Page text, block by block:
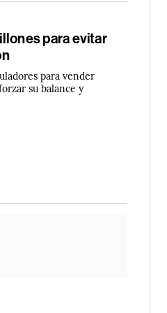
para evitar
para vender
su balance y